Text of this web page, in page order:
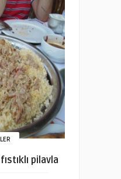
pilavla